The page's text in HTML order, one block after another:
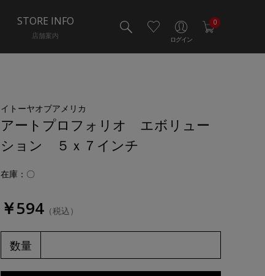
ログイン
0
STORE INFO
店舗案内
イトーヤオブアメリカ
アートプロフォリオ エボリュー
ション ５ｘ７インチ
在庫：〇
￥594 （税込）
数量